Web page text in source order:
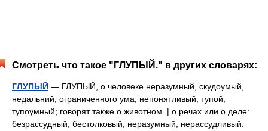
Смотреть что такое "ГЛУПЫЙ." в других словарях:
ГЛУПЫЙ — ГЛУПЫЙ, о человеке неразумный, скудоумый,
недальний, ограниченного ума; непонятливый, тупой,
тупоумный; говорят также о животном. | о речах или о деле:
безрассудный, бестолковый, неразумный, нерассудливый.